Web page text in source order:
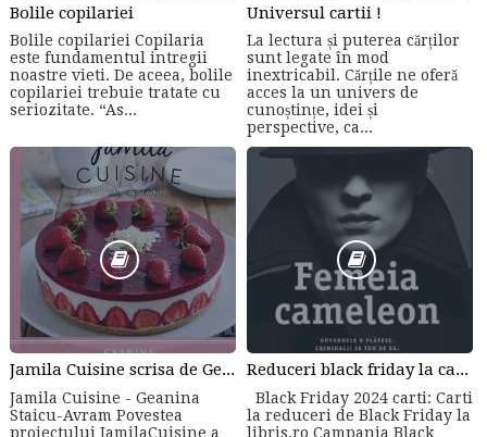
Bolile copilariei
Bolile copilariei Copilaria
este fundamentul intregii
noastre vieti. De aceea, bolile
copilariei trebuie tratate cu
seriozitate. “As...
Universul cartii !
La lectura și puterea cărților
sunt legate în mod
inextricabil. Cărțile ne oferă
acces la un univers de
cunoștințe, idei și
perspective, ca...
Jamila Cuisine scrisa de Geanina Staicu-Avram
Jamila Cuisine - Geanina
Staicu-Avram Povestea
proiectului JamilaCuisine a
Reduceri black friday la carti online
Black Friday 2024 carti: Carti
la reduceri de Black Friday la
libris.ro Campania Black